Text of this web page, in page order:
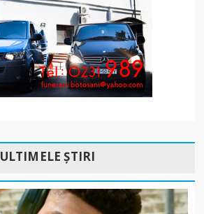
ULTIMELE ȘTIRI